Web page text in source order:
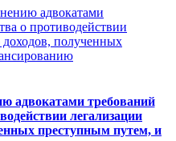
адвокатами требований
легализации
преступным путем, и